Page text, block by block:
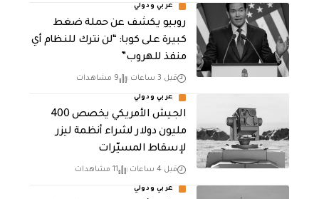
عربي ودولي
روبيو يكشف عن حملة ضغط
كبيرة على كوبا: “لن نترك للنظام أي
منفذ للهروب”
قبل 3 ساعات 9 مشاهدات
عربي ودولي
الجيش الأمريكي يخصص 400
مليون دولار لشراء أنظمة ليزر
لإسقاط المسيّرات
قبل 4 ساعات 11 مشاهدات
عربي ودولي